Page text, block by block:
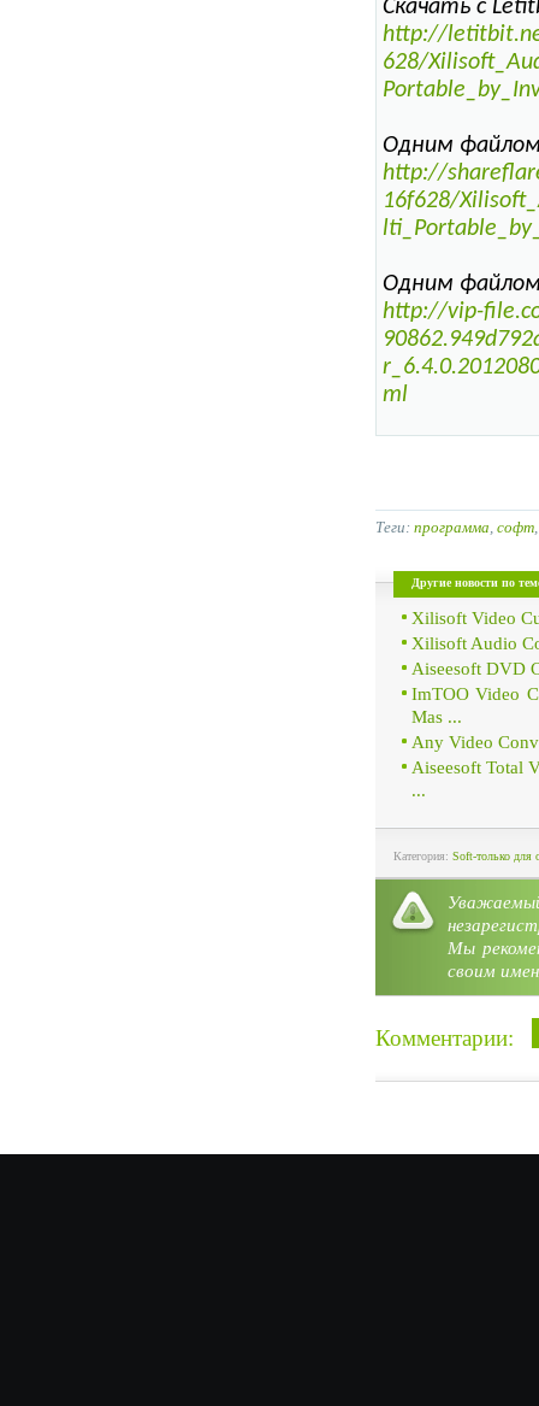
Скачать с
http://
628/
Одним
http://
16f628/
Одним файлом
http://vip-
ml
Теги: программа софт
Другие новости по
Xilisoft Video
Xilisoft Audio
Aiseesoft DVD
ImTOO Video
Mas ...
Any Video
Aiseesoft Total
...
Категория: Soft-только для
Мы
своим
Комментарии: